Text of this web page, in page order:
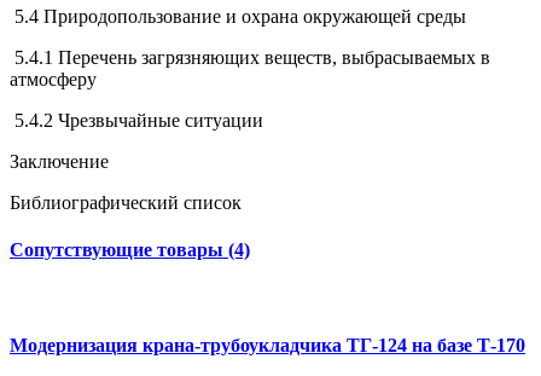
5.4 Природопользование и охрана окружающей среды
5.4.1 Перечень загрязняющих веществ, выбрасываемых в
атмосферу
5.4.2 Чрезвычайные ситуации
Заключение
Библиографический список
Сопутствующие товары (4)
Модернизация крана-трубоукладчика ТГ-124 на базе Т-170